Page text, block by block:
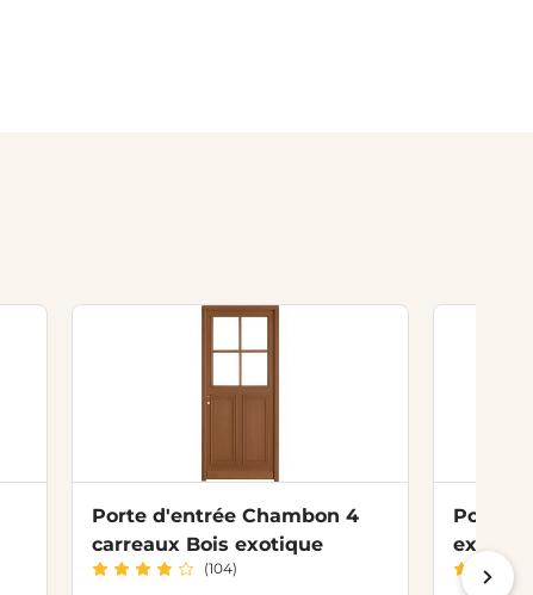
Porte d'entrée Chambon 4
carreaux Bois exotique
(104)
Porte